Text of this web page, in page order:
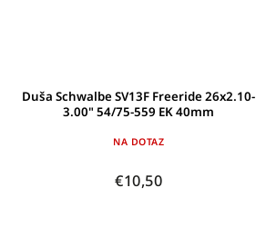
Duša Schwalbe SV13F Freeride 26x2.10-
3.00" 54/75-559 EK 40mm
NA DOTAZ
€10,50